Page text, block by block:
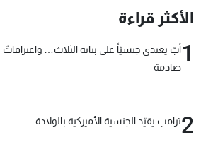
الأكثر قراءة
1أبٌ يعتدي جنسيّاً على بناته الثلاث… واعترافاتٌ
صادمة
2ترامب يقيّد الجنسية الأميركية بالولادة